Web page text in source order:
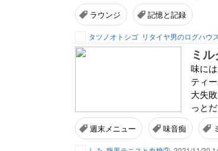
ラウンジ 記憶と記録
タツノオトシゴ リタイヤ男のログハウ
ミ
味に
ティ
大失
っと
週末メニュー 味音痴